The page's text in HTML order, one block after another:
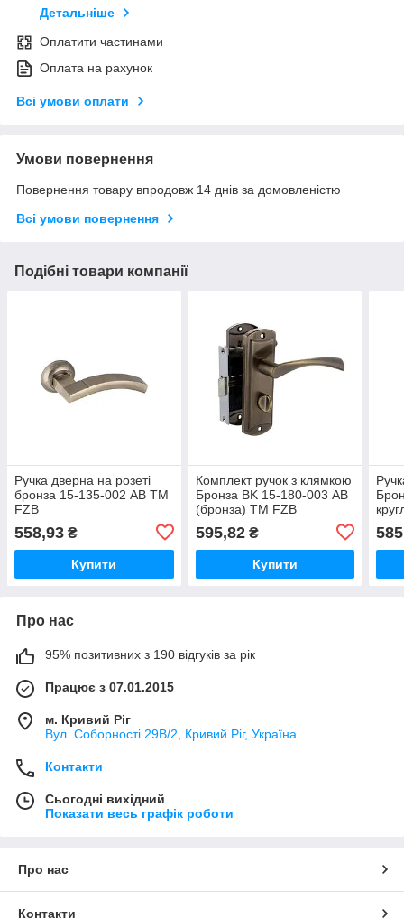
Детальніше
Оплатити частинами
Оплата на рахунок
Всі умови оплати
Умови повернення
Повернення товару впродовж 14 днів за домовленістю
Всі умови повернення
Подібні товари компанії
Ручка дверна на розеті
бронза 15-135-002 AB ТМ
FZB
558,93 ₴
Купити
Комплект ручок з клямкою
Бронза BK 15-180-003 АВ
(бронза) ТМ FZB
595,82₴
Купити
Про нас
95% позитивних з 190 відгуків за рік
Працює з 07.01.2015
м. Кривий Ріг
Вул. Соборності 29В/2, Кривий Ріг, Україна
Контакти
Сьогодні вихідний
Показати весь графік роботи
Про нас
Контакти